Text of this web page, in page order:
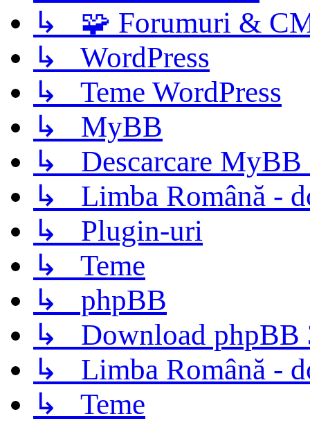
↳ 🧩 Forumuri &
↳ WordPress
↳ Teme WordPress
↳ MyBB
↳ Descarcare MyBB
↳ Limba Română -
↳ Plugin-uri
↳ Teme
↳ phpBB
↳ Download phpBB
↳ Limba Română -
↳ Teme